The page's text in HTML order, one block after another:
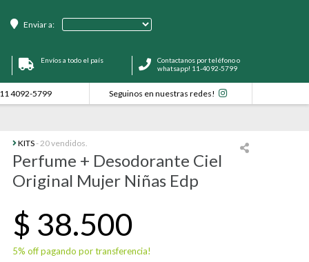
Enviar a:
Envíos a todo el país
Contactanos por teléfono o
whatsapp! 11-4092-5799
4092-5799 Seguinos en nuestras redes!
KITS- 20 vendidos.
Perfume + Desodorante Ciel
Original Mujer Niñas Edp
$ 38.500
5% off pagando por transferencia!